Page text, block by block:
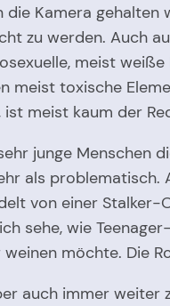
die Kamera
zu werden. Auch
meist
meist toxische
ist meist kaum der
junge Menschen
als
von einer
sehe, wie
möchte. Die
auch immer weiter